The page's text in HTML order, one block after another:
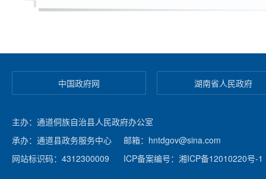
中国政府网 湖南省人民政府
主办：通道侗族自治县人民政府办公室
承办：通道县政务服务中心
邮箱：hntdgov@sina.com
网站标识码：4312300009
ICP备案编号：湘ICP备12010220号-1